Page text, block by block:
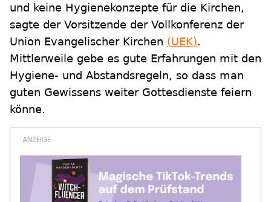
und keine Hygienekonzepte für die Kirchen,
sagte der Vorsitzende der Vollkonferenz der
Union Evangelischer Kirchen (UEK).
Mittlerweile gebe es gute Erfahrungen mit den
Hygiene- und Abstandsregeln, so dass man
guten Gewissens weiter Gottesdienste feiern
könne.